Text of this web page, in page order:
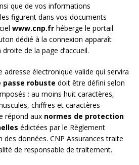
que de vos informations
figurent dans vos documents
www.cnp.fr héberge le portail
dédié à la connexion apparaît
de la page d’accueil.
adresse électronique valide qui servira
passe robuste doit être défini selon
: au moins huit caractères,
chiffres et caractères
répond aux normes de protection
édictées par le Règlement
données. CNP Assurances traite
de responsable de traitement.